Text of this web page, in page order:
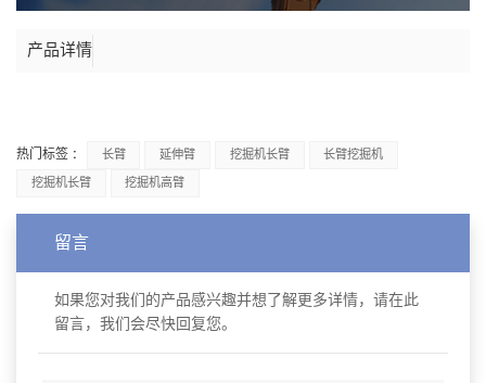
产品详情
热门标签 : 长臂 延伸臂 挖掘机长臂
长臂挖掘机
挖掘机长臂
挖掘机高臂
留言
如果您对我们的产品感兴趣并想了解更多详情，请在此
留言，我们会尽快回复您。